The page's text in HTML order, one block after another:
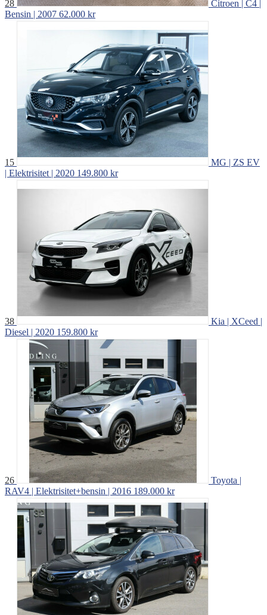
28
Citroen | C4 |
Bensin | 2007 62.000 kr
15
MG | ZS EV
| Elektrisitet | 2020 149.800 kr
38
Kia | XCeed |
Diesel | 2020 159.800 kr
26
Toyota |
RAV4 | Elektrisitet+bensin | 2016 189.000 kr